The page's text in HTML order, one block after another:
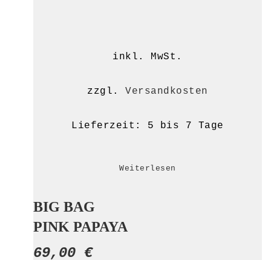
inkl. MwSt.
zzgl.Versandkosten
Lieferzeit: 5 bis 7 Tage
Weiterlesen
BIG BAG
PINK PAPAYA
69,00 €